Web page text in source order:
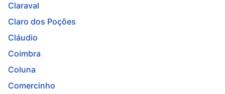
Claraval
Claro dos Poções
Cláudio
Coimbra
Coluna
Comercinho